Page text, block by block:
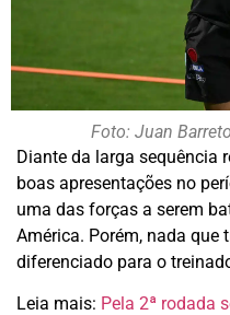
Foto: Juan
Diante da larga sequência
boas apresentações no
uma das forças a serem
América. Porém, nada que
diferenciado para o
Leia mais: Pela 2ª rodada